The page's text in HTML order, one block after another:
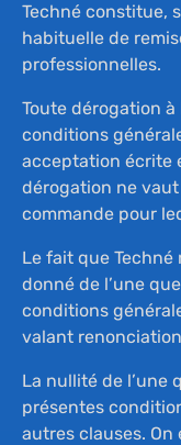
Techné constitue,
habituelle de
professionnelles.
Toute dérogation
conditions
acceptation écrite
dérogation ne
commande pour
Le fait que Techné
donné de l’une
conditions
valant
La nullité de l’une
présentes
autres clauses.